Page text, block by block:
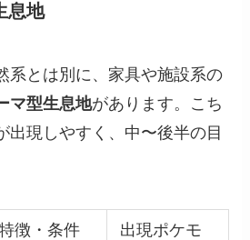
息地
系とは別に、家具や施設系の
マ型生息地があります。こち
出現しやすく、中〜後半の目
徴・条件
出現ポケモ